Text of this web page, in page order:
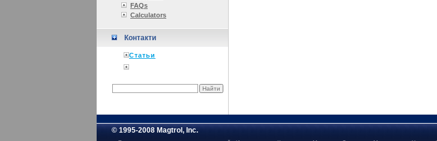
FAQs
Calculators
Контакти
Статьи
© 1995-2008 Magtrol, Inc.